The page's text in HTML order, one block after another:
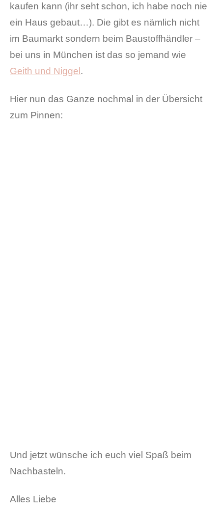
kaufen kann (ihr seht schon, ich habe noch nie
ein Haus gebaut…). Die gibt es nämlich nicht
im Baumarkt sondern beim Baustoffhändler –
bei uns in München ist das so jemand wie
Geith und Niggel .
Hier nun das Ganze nochmal in der Übersicht
zum Pinnen:
Und jetzt wünsche ich euch viel Spaß beim
Nachbasteln.
Alles Liebe